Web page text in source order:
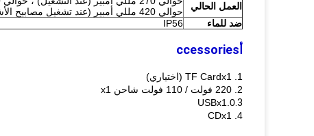
العمل الحالي
حوالي 420 مللي أمبير (عند تشغيل مصابيح الأشعة تحت الحمراء)
ضد للماء
IP56
أccessories
1. TF Cardx1 (اختياري)
2. 220 فولت / 110 فولت شاحن x1
3.
USBx1.0
4. CDx1